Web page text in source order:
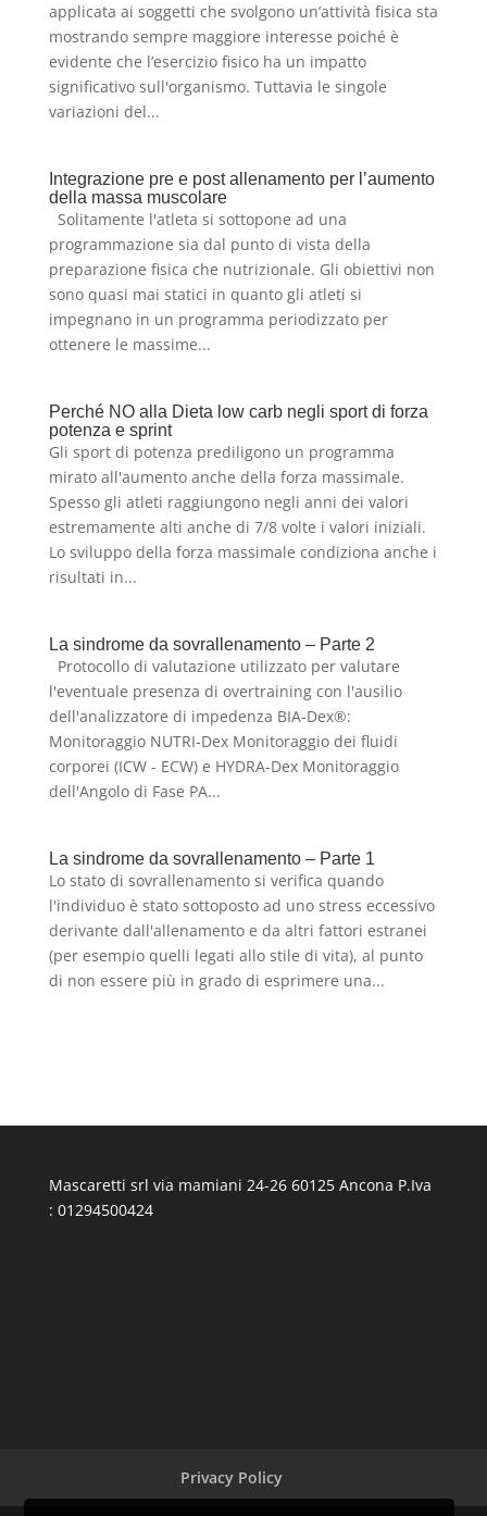
applicata ai soggetti che svolgono un’attività fisica sta
mostrando sempre maggiore interesse poiché è
evidente che l’esercizio fisico ha un impatto
significativo sull'organismo. Tuttavia le singole
variazioni del...
Integrazione pre e post allenamento per l’aumento
della massa muscolare
Solitamente l'atleta si sottopone ad una
programmazione sia dal punto di vista della
preparazione fisica che nutrizionale. Gli obiettivi non
sono quasi mai statici in quanto gli atleti si
impegnano in un programma periodizzato per
ottenere le massime...
Perché NO alla Dieta low carb negli sport di forza
potenza e sprint
Gli sport di potenza prediligono un programma
mirato all'aumento anche della forza massimale.
Spesso gli atleti raggiungono negli anni dei valori
estremamente alti anche di 7/8 volte i valori iniziali.
Lo sviluppo della forza massimale condiziona anche i
risultati in...
La sindrome da sovrallenamento – Parte 2
Protocollo di valutazione utilizzato per valutare
l'eventuale presenza di overtraining con l'ausilio
dell'analizzatore di impedenza BIA-Dex®:
Monitoraggio NUTRI-Dex Monitoraggio dei fluidi
corporei (ICW - ECW) e HYDRA-Dex Monitoraggio
dell'Angolo di Fase PA...
La sindrome da sovrallenamento – Parte 1
Lo stato di sovrallenamento si verifica quando
l'individuo è stato sottoposto ad uno stress eccessivo
derivante dall'allenamento e da altri fattori estranei
(per esempio quelli legati allo stile di vita), al punto
di non essere più in grado di esprimere una...
Mascaretti srl via mamiani 24-26 60125 Ancona P.Iva
: 01294500424
Privacy Policy